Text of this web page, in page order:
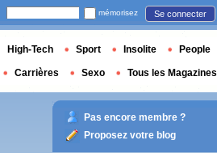
mémorisez Se connecter
High-Tech Sport Insolite People
Carrières Sexo Tous les Magazines
Pas encore membre ?
Proposez votre blog